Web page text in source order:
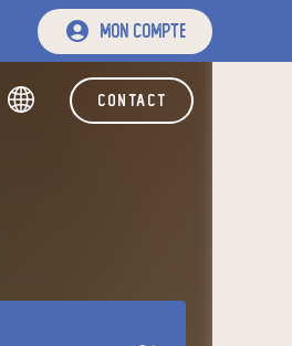
mon compte
contact